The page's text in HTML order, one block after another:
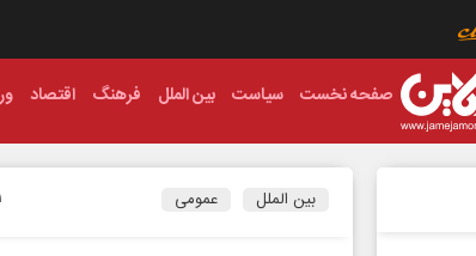
صفحه نخست سیاست بین الملل فرهنگ اقتصاد
بین الملل عمومی